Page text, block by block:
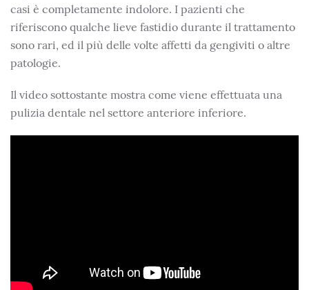
casi è completamente indolore. I pazienti che
riferiscono qualche lieve fastidio durante il trattamento
sono rari, ed il più delle volte affetti da gengiviti o altre
patologie.
Il video sottostante mostra come viene effettuata una
pulizia dentale nel settore anteriore inferiore.